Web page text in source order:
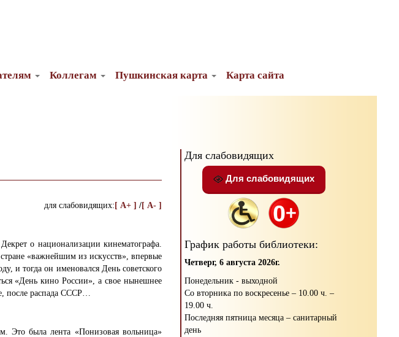
Коллегам Пушкинская карта Карта сайта
для слабовидящих: [ A+ ] /[ A- ]
о национализации кинематографа.
«важнейшим из искусств», впервые
и тогда он именовался День советского
«День кино России», а свое нынешнее
после распада СССР…
Это была лента «Понизовая вольница»
Для слабовидящих
Для слабовидящих
График работы библиотеки:
Четверг, 6 августа 2026г.
Понедельник - выходной
Со вторника по воскресенье – 10.00 ч. –
19.00 ч.
Последняя пятница месяца – санитарный
день